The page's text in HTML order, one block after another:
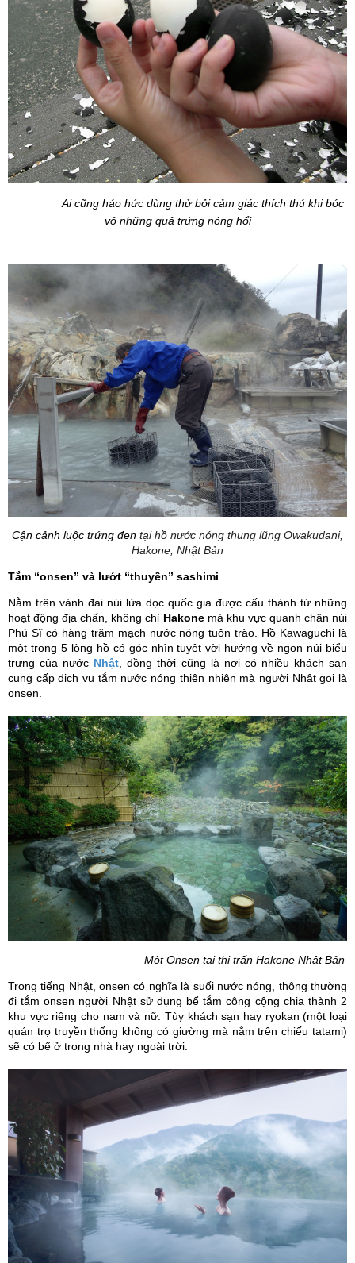
Ai cũng háo hức dùng thử bởi cảm giác thích thú khi bóc
vỏ những quả trứng nóng hổi
Cận cảnh luộc trứng đen tại hồ nước nóng thung lũng Owakudani,
Hakone, Nhật Bản
Tắm “onsen” và lướt “thuyền” sashimi
Nằm trên vành đai núi lửa dọc quốc gia được cấu thành từ những
hoạt động địa chấn, không chỉ Hakone mà khu vực quanh chân núi
Phú Sĩ có hàng trăm mạch nước nóng tuôn trào. Hồ Kawaguchi là
một trong 5 lòng hồ có góc nhìn tuyệt vời hướng về ngọn núi biểu
trưng của nước Nhật , đồng thời cũng là nơi có nhiều khách sạn
cung cấp dịch vụ tắm nước nóng thiên nhiên mà người Nhật gọi là
onsen.
Một Onsen tại thị trấn Hakone Nhật Bản
Trong tiếng Nhật, onsen có nghĩa là suối nước nóng, thông thường
đi tắm onsen người Nhật sử dụng bể tắm công cộng chia thành 2
khu vực riêng cho nam và nữ. Tùy khách sạn hay ryokan (một loại
quán trọ truyền thống không có giường mà nằm trên chiếu tatami)
sẽ có bể ở trong nhà hay ngoài trời.